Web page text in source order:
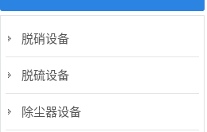
脱硝设备
脱硫设备
除尘器设备